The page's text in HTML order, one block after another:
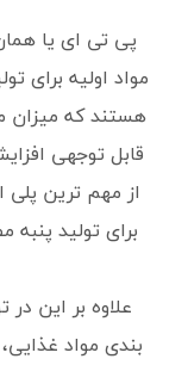
پی تی ای یا
مواد اولیه برای
هستند که میزان
قابل توجهی
از مهم ترین
برای تولید
علاوه بر این
بندی مواد